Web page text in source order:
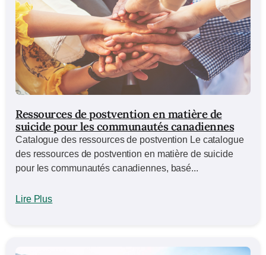
Ressources de postvention en matière de
suicide pour les communautés canadiennes
Catalogue des ressources de postvention Le catalogue
des ressources de postvention en matière de suicide
pour les communautés canadiennes, basé...
Lire Plus